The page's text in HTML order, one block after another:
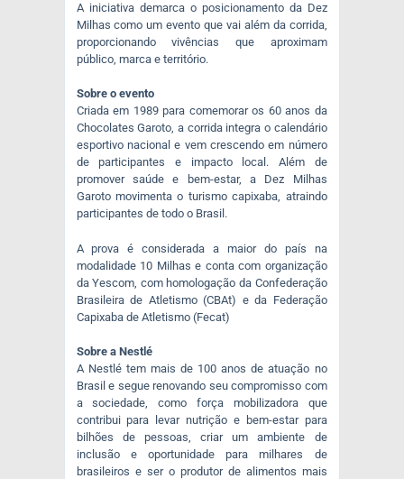
A iniciativa demarca o posicionamento da Dez
Milhas como um evento que vai além da corrida,
proporcionando vivências que aproximam
público, marca e território.
Sobre o evento
Criada em 1989 para comemorar os 60 anos da
Chocolates Garoto, a corrida integra o calendário
esportivo nacional e vem crescendo em número
de participantes e impacto local. Além de
promover saúde e bem-estar, a Dez Milhas
Garoto movimenta o turismo capixaba, atraindo
participantes de todo o Brasil.
A prova é considerada a maior do país na
modalidade 10 Milhas e conta com organização
da Yescom, com homologação da Confederação
Brasileira de Atletismo (CBAt) e da Federação
Capixaba de Atletismo (Fecat)
Sobre a Nestlé
A Nestlé tem mais de 100 anos de atuação no
Brasil e segue renovando seu compromisso com
a sociedade, como força mobilizadora que
contribui para levar nutrição e bem-estar para
bilhões de pessoas, criar um ambiente de
inclusão e oportunidade para milhares de
brasileiros e ser o produtor de alimentos mais